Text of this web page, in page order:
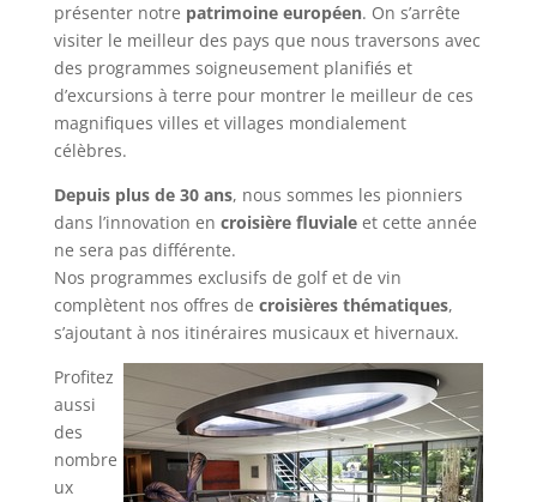
présenter notre patrimoine européen. On s’arrête
visiter le meilleur des pays que nous traversons avec
des programmes soigneusement planifiés et
d’excursions à terre pour montrer le meilleur de ces
magnifiques villes et villages mondialement
célèbres.
Depuis plus de 30 ans, nous sommes les pionniers
dans l’innovation en croisière fluvialeet cette année
ne sera pas différente.
Nos programmes exclusifs de golf et de vin
complètent nos offres de croisières thématiques,
s’ajoutant à nos itinéraires musicaux et hivernaux.
Profitez
aussi
des
nombre
ux